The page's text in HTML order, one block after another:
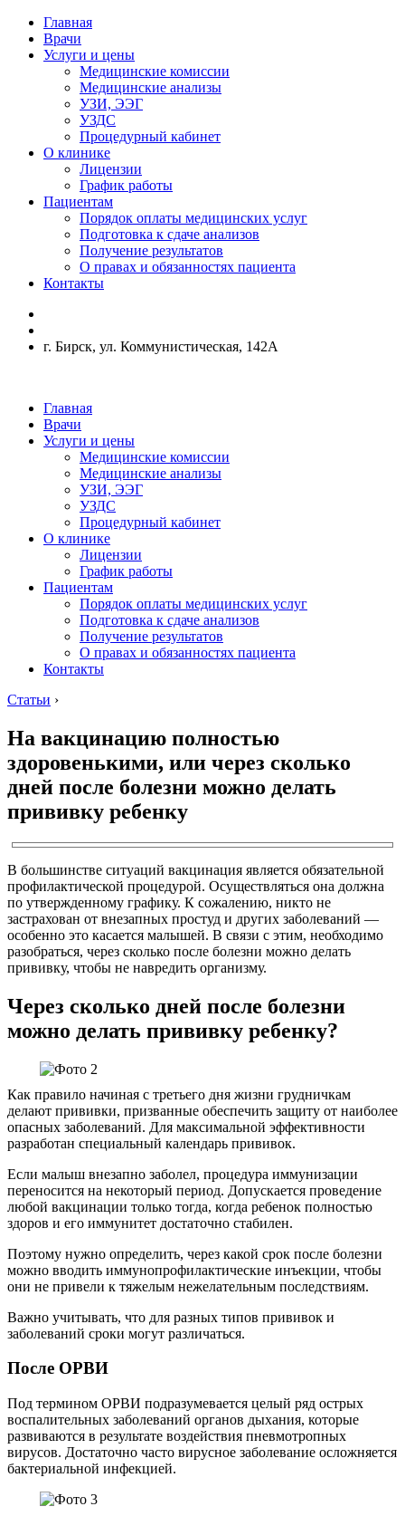
Главная
Врачи
Услуги и цены
Медицинские комиссии
Медицинские анализы
УЗИ, ЭЭГ
УЗДС
Процедурный кабинет
О клинике
Лицензии
График работы
Пациентам
Порядок оплаты медицинских услуг
Подготовка к сдаче анализов
Получение результатов
О правах и обязанностях пациента
Контакты
г. Бирск, ул. Коммунистическая, 142А
Главная
Врачи
Услуги и цены
Медицинские комиссии
Медицинские анализы
УЗИ, ЭЭГ
УЗДС
Процедурный кабинет
О клинике
Лицензии
График работы
Пациентам
Порядок оплаты медицинских услуг
Подготовка к сдаче анализов
Получение результатов
О правах и обязанностях пациента
Контакты
Статьи ›
На вакцинацию полностью
здоровенькими, или через сколько
дней после болезни можно делать
прививку ребенку
В большинстве ситуаций вакцинация является обязательной
профилактической процедурой. Осуществляться она должна
по утвержденному графику. К сожалению, никто не
застрахован от внезапных простуд и других заболеваний ―
особенно это касается малышей. В связи с этим, необходимо
разобраться, через сколько после болезни можно делать
прививку, чтобы не навредить организму.
Через сколько дней после болезни
можно делать прививку ребенку?
Как правило начиная с третьего дня жизни грудничкам
делают прививки, призванные обеспечить защиту от наиболее
опасных заболеваний. Для максимальной эффективности
разработан специальный календарь прививок.
Если малыш внезапно заболел, процедура иммунизации
переносится на некоторый период. Допускается проведение
любой вакцинации только тогда, когда ребенок полностью
здоров и его иммунитет достаточно стабилен.
Поэтому нужно определить, через какой срок после болезни
можно вводить иммунопрофилактические инъекции, чтобы
они не привели к тяжелым нежелательным последствиям.
Важно учитывать, что для разных типов прививок и
заболеваний сроки могут различаться.
После ОРВИ
Под термином ОРВИ подразумевается целый ряд острых
воспалительных заболеваний органов дыхания, которые
развиваются в результате воздействия пневмотропных
вирусов. Достаточно часто вирусное заболевание осложняется
бактериальной инфекцией.